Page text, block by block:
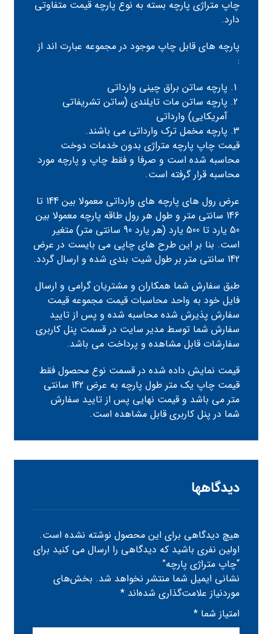
چاپ متراژی پارچه بسته به نوع پارچه قیمت متفاوتی
دارد.
پارچه های قابل چاپ موجود در مجموعه عبارت اند از
:
پارچه ساتن براق چینی وارداتی
پارچه ساتن مات تایلندی (ساتن تشریفاتی
آمریکایی) وارداتی
پارچه مخمل ترک وارداتی می باشند.
قیمت چاپ پارچه متراژی بدون خدمات دوخت
محاسبه شده است و صرفا و فقط چاپ و پارچه مورد
محاسبه قرار گرفته است.
عرض رول های پارچه های وارداتی معمولا بین 144 تا
146 سانتی متر و طول هر رول طاقه پارچه معمولا بین
50 یارد تا 500 یارد (هر یارد 90 سانتی متر) متغیر
است. بنا بر این طرح های چاپی می بایست در عرض
142 سانتی متر بر طول شیت بندی شده و ارسال گردد.
طبق سفارش شما همکاران و مشتریان گرامی و ارسال
فایل خود به واحد محاسبات قیمت مجموعه قیمت
سفارش پذیرش شده محاسبه شده و پس از تایید
سفارش شما توسط مدیر سایت در قسمت پنل کاربری
سفارشات قابل مشاهده و پرداخت می باشد.
قیمت نمایش داده شده در قسمت نوع محصول فقط
قیمت چاپ یک متر طول پارچه به عرض 142 سانتی
متر می باشد و قیمت نهایی پس از تایید سفارش
شما در پنل کاربری قابل مشاهده است.
دیدگاهها
هیچ دیدگاهی برای این محصول نوشته نشده است.
اولین نفری باشید که دیدگاهی را ارسال می کنید برای
“چاپ متراژی پارچه”
نشانی ایمیل شما منتشر نخواهد شد. بخش‌های
موردنیاز علامت‌گذاری شده‌اند*
امتیاز شما*